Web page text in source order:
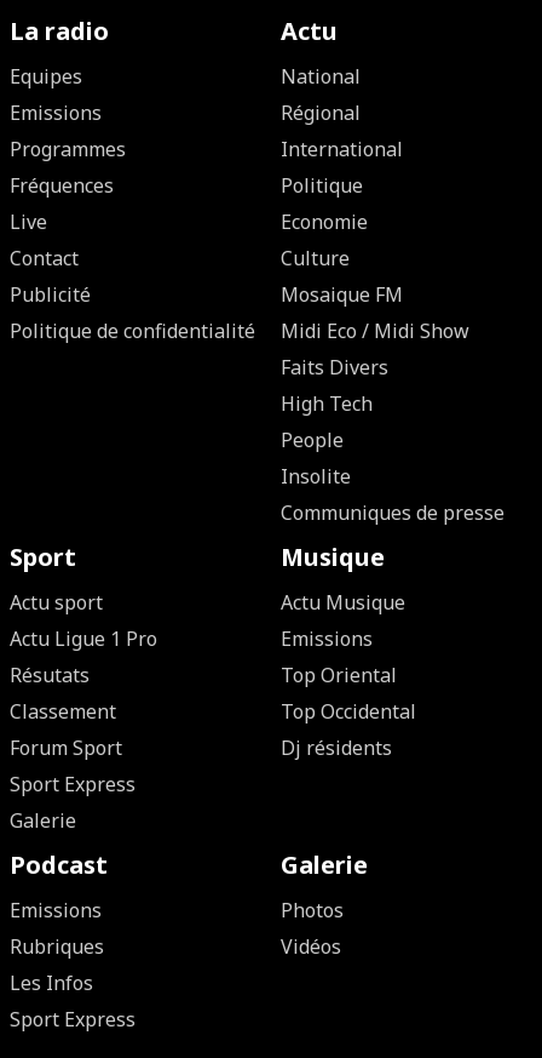
La radio
Equipes
Emissions
Programmes
Fréquences
Live
Contact
Publicité
Politique de confidentialité
Actu
National
Régional
International
Politique
Economie
Culture
Mosaique FM
Midi Eco / Midi Show
Faits Divers
High Tech
People
Insolite
Communiques de presse
Sport
Actu sport
Actu Ligue 1 Pro
Résutats
Classement
Forum Sport
Sport Express
Galerie
Musique
Actu Musique
Emissions
Top Oriental
Top Occidental
Dj résidents
Podcast
Emissions
Rubriques
Les Infos
Sport Express
Galerie
Photos
Vidéos